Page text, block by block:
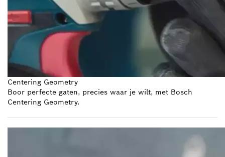
Centering Geometry
Boor perfecte gaten, precies waar je wilt, met Bosch
Centering Geometry.